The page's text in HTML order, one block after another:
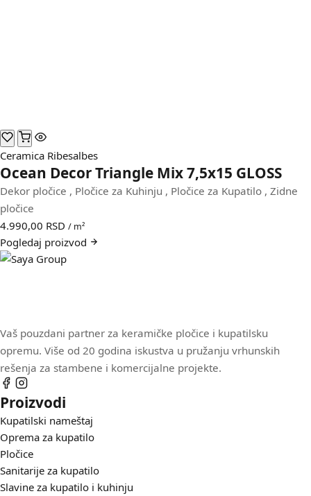
Ceramica Ribesalbes
Ocean Decor Triangle Mix 7,5x15 GLOSS
Dekor pločice , Pločice za Kuhinju , Pločice za Kupatilo , Zidne
pločice
4.990,00 RSD / m²
Pogledaj proizvod
Vaš pouzdani partner za keramičke pločice i kupatilsku
opremu. Više od 20 godina iskustva u pružanju vrhunskih
rešenja za stambene i komercijalne projekte.
Proizvodi
Kupatilski nameštaj
Oprema za kupatilo
Pločice
Sanitarije za kupatilo
Slavine za kupatilo i kuhinju